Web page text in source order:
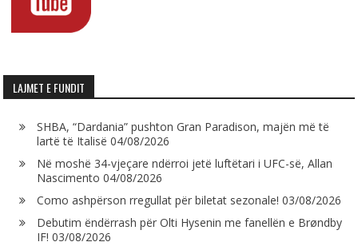
LAJMET E FUNDIT
SHBA, “Dardania” pushton Gran Paradison, majën më të
lartë të Italisë 04/08/2026
Në moshë 34-vjeçare ndërroi jetë luftëtari i UFC-së, Allan
Nascimento 04/08/2026
Como ashpërson rregullat për biletat sezonale! 03/08/2026
Debutim ëndërrash për Olti Hysenin me fanellën e Brøndby
IF! 03/08/2026